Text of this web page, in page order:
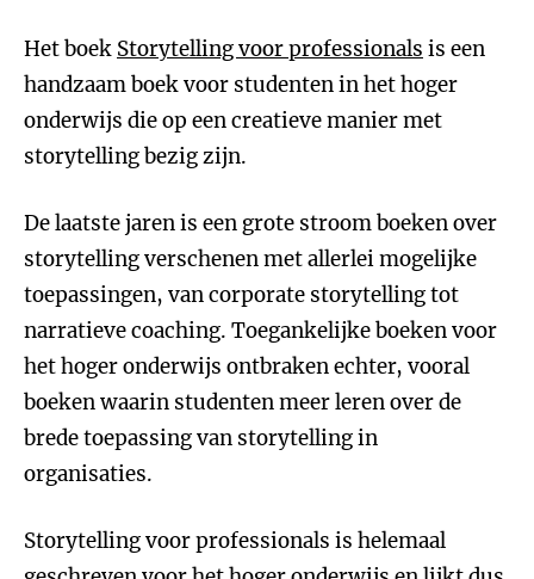
Het boek Storytelling voor professionals is een
handzaam boek voor studenten in het hoger
onderwijs die op een creatieve manier met
storytelling bezig zijn.
De laatste jaren is een grote stroom boeken over
storytelling verschenen met allerlei mogelijke
toepassingen, van corporate storytelling tot
narratieve coaching. Toegankelijke boeken voor
het hoger onderwijs ontbraken echter, vooral
boeken waarin studenten meer leren over de
brede toepassing van storytelling in
organisaties.
Storytelling voor professionals is helemaal